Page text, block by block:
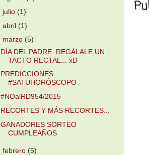
julio (1)
abril (1)
marzo (5)
DÍA DEL PADRE. REGÁLALE UN
TACTO RECTAL... xD
PREDICCIONES
#SATUHORÓSCOPO
#NOalRD954/2015
RECORTES Y MÁS RECORTES...
GANADORES SORTEO
CUMPLEAÑOS
febrero (5)